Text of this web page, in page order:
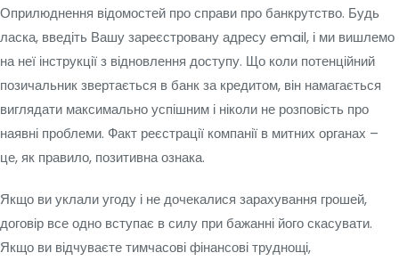
Оприлюднення відомостей про справи про банкрутство. Будь
ласка, введіть Вашу зареєстровану адресу email, і ми вишлемо
на неї інструкції з відновлення доступу. Що коли потенційний
позичальник звертається в банк за кредитом, він намагається
виглядати максимально успішним і ніколи не розповість про
наявні проблеми. Факт реєстрації компанії в митних органах –
це, як правило, позитивна ознака.
Якщо ви уклали угоду і не дочекалися зарахування грошей,
договір все одно вступає в силу при бажанні його скасувати.
Якщо ви відчуваєте тимчасові фінансові труднощі,